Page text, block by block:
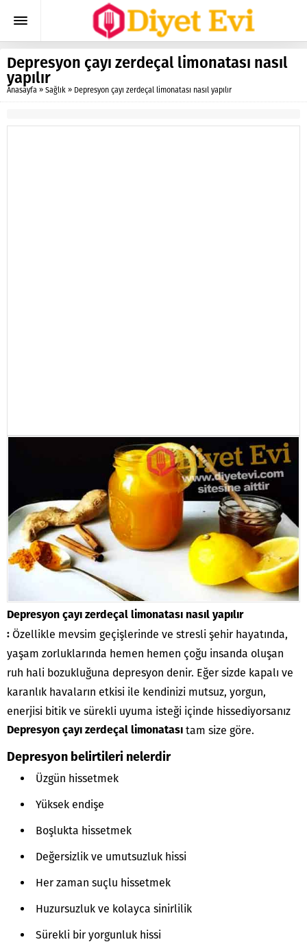
Depresyon çayı zerdeçal limonatası nasıl
yapılır
Anasayfa » Sağlık » Depresyon çayı zerdeçal limonatası nasıl yapılır
Depresyon çayı zerdeçal limonatası nasıl yapılır
: Özellikle mevsim geçişlerinde ve stresli şehir hayatında,
yaşam zorluklarında hemen hemen çoğu insanda oluşan
ruh hali bozukluğuna depresyon denir. Eğer sizde kapalı ve
karanlık havaların etkisi ile kendinizi mutsuz, yorgun,
enerjisi bitik ve sürekli uyuma isteği içinde hissediyorsanız
Depresyon çayı zerdeçal limonatası tam size göre.
Depresyon belirtileri nelerdir
Üzgün hissetmek
Yüksek endişe
Boşlukta hissetmek
Değersizlik ve umutsuzluk hissi
Her zaman suçlu hissetmek
Huzursuzluk ve kolayca sinirlilik
Sürekli bir yorgunluk hissi